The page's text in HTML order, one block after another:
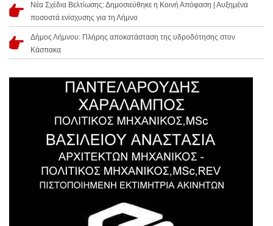
Νέα Σχέδια Βελτίωσης: Δημοσιεύθηκε η Κοινή Απόφαση | Αυξημένα
ποσοστά ενίσχυσης για τη Λήμνο
Δήμος Λήμνου: Πλήρης αποκατάσταση της υδροδότησης στον
Κάσπακα